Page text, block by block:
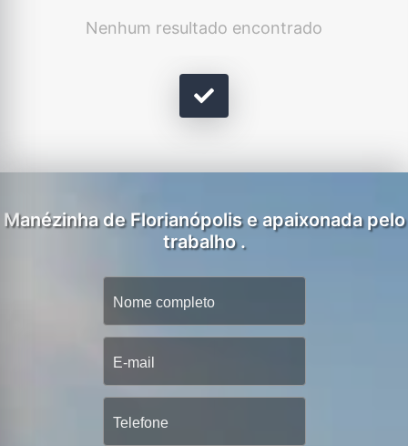
Nenhum resultado encontrado
Manézinha de Florianópolis e apaixonada pelo
trabalho .